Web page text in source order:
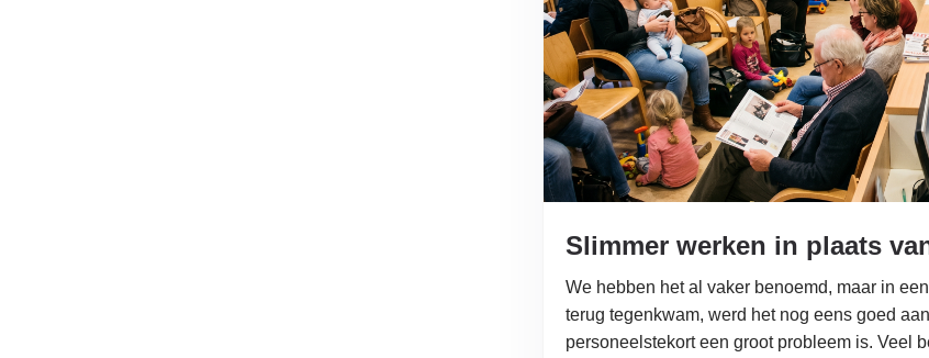
Slimmer werken in plaats
We hebben het al vaker benoemd, maar in
terug tegenkwam, werd het nog eens goed
personeelstekort een groot probleem is. Veel